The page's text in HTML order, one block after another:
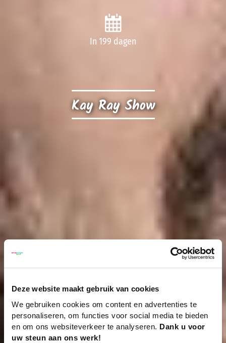
Deze website maakt gebruik van cookies
We gebruiken cookies om content en advertenties te
personaliseren, om functies voor social media te bieden
en om ons websiteverkeer te analyseren. Dank u voor
uw steun aan ons werk!
In 199 dagen
Kay Ray Show